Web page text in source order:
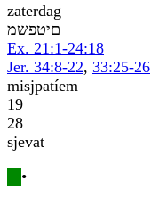
zaterdag
משפטים
Ex. 21:1-24:18
Jer. 34:8-22, 33:25-26
misjpatíem
19
28
sjevat
•